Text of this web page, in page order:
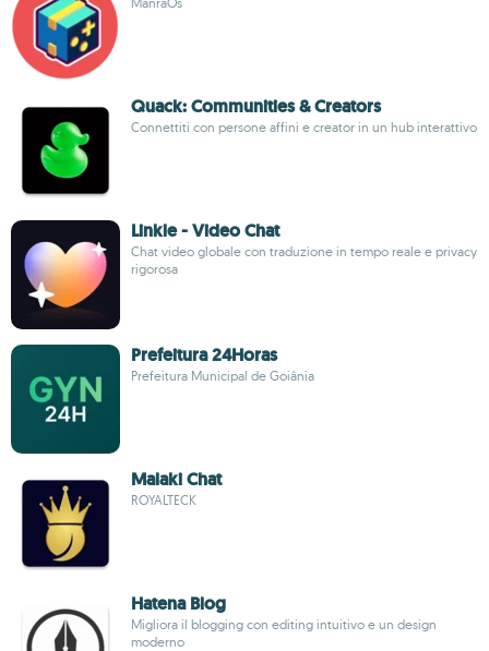
Quack: Communities & Creators
Connettiti con persone affini e creator in un hub interattivo
Linkle - Video Chat
Chat video globale con traduzione in tempo reale e privacy
rigorosa
Prefeitura 24Horas
Prefeitura Municipal de Goiânia
Malaki Chat
ROYALTECK
Hatena Blog
Migliora il blogging con editing intuitivo e un design
moderno